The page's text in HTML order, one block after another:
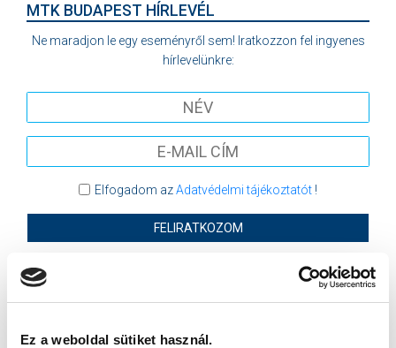
Ez a weboldal sütiket használ.
MTK BUDAPEST HÍRLEVÉL
Ne maradjon le egy eseményről sem! Iratkozzon fel ingyenes
hírlevelünkre:
Elfogadom azAdatvédelmi tájékoztatót!
FELIRATKOZOM
SZPONZOROK